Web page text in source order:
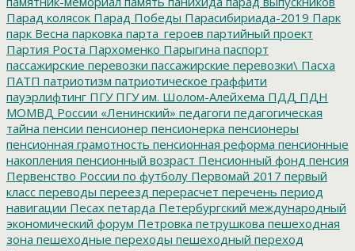
Парад колясок Парад Победы Парасибириада-2019 Парк
парк Весна парковка парта_героев партийный проект
Партия Роста Пархоменко Парыгина паспорт
пассажирские перевозки пассажирские перевозки\ Пасха
ПАТП патриотизм патриотическое граффити
пауэрлифтинг ПГУПГУ им. Шолом-Алейхема ПДД ПДН
МОМВД России «Ленинский» педагоги педагогическая
тайна пенсии пенсионер пенсионерка пенсионеры
пенсионная грамотность пенсионная реформа пенсионные
накопления пенсионный возраст Пенсионный фонд пенсия
Первенство России по футболу Первомай 2017 первый
класс переводы переезд перерасчет перечень период
навигации Песах петарда Петербургский международный
экономический форум Петровка петрушкова пешеходная
зона пешеходные переходы пешеходный переход